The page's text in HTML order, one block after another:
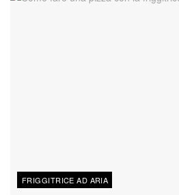
FRIGGITRICE AD ARIA